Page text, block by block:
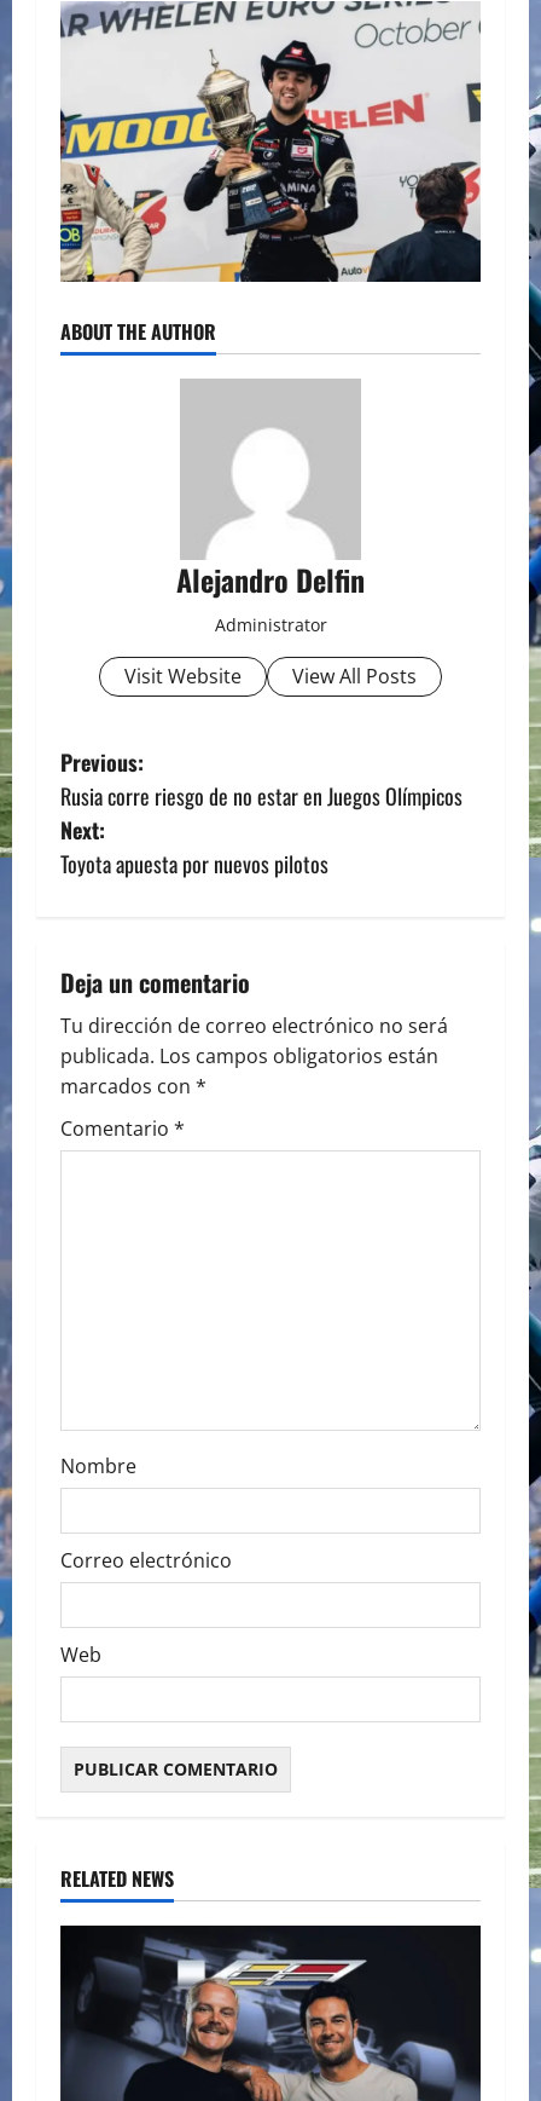
ABOUT THE AUTHOR
Alejandro Delfin
Administrator
Visit Website View All Posts
P
o
s
n
a
v
i
n
Previous:
Rusia corre riesgo de no estar en Juegos Olímpicos
Next:
Toyota apuesta por nuevos pilotos
Deja un comentario
Tu dirección de correo electrónico no será
publicada. Los campos obligatorios están
marcados con *
Comentario *
Nombre
Correo electrónico
Web
RELATED NEWS